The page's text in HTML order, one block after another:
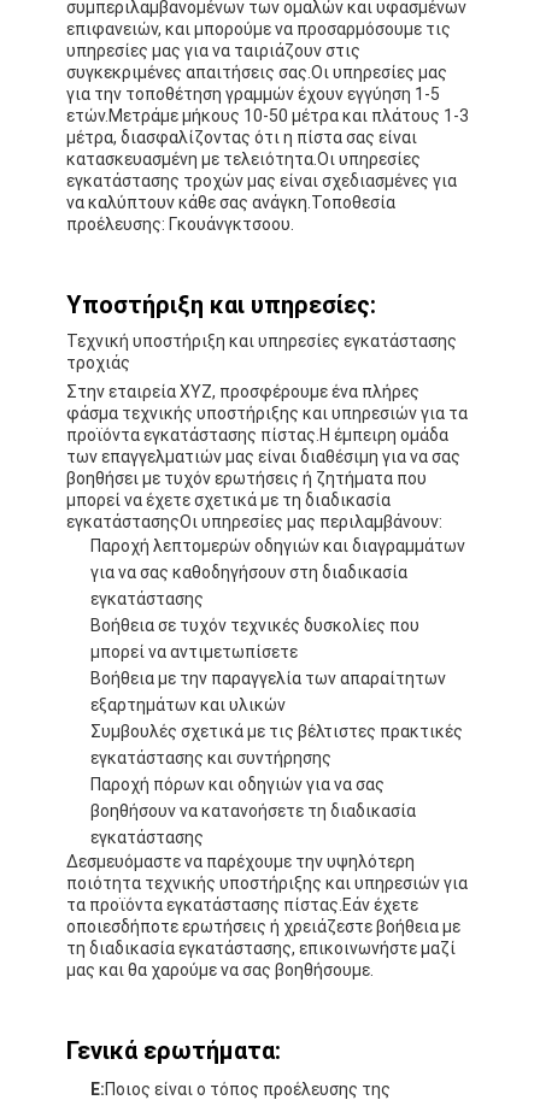
Περίπου εμείς
Γύρος εργοστασίων
Ποιοτικός έλεγχος
Μας ελάτε σε επαφή με
Ειδήσεις
Υπόγεια από καουτσούκ αθλητικού τύπου
Γόμα για παιδική χαρά
Υπόγεια από καουτσούκ
Λαστιχένιοι κόκκοι EPDM
Εμπορικά καουτσούκ
Εναρμονισμένοι πλακόστρωτοι από καουτσούκ
τεχνητή χλόη γεμάτη
Λαστιχένιοι κόκκοι SBR
Συνδέτες PU
τεχνητή χλόη τύρφης
Εγκατάσταση πίστας
συμπεριλαμβανομένων των ομαλών και υφασμένων
επιφανειών, και μπορούμε να προσαρμόσουμε τις
υπηρεσίες μας για να ταιριάζουν στις
συγκεκριμένες απαιτήσεις σας.Οι υπηρεσίες μας
για την τοποθέτηση γραμμών έχουν εγγύηση 1-5
ετών.Μετράμε μήκους 10-50 μέτρα και πλάτους 1-3
μέτρα, διασφαλίζοντας ότι η πίστα σας είναι
κατασκευασμένη με τελειότητα.Οι υπηρεσίες
εγκατάστασης τροχών μας είναι σχεδιασμένες για
να καλύπτουν κάθε σας ανάγκη.Τοποθεσία
προέλευσης: Γκουάνγκτσοου.
Υποστήριξη και υπηρεσίες:
Τεχνική υποστήριξη και υπηρεσίες εγκατάστασης
τροχιάς
Στην εταιρεία XYZ, προσφέρουμε ένα πλήρες
φάσμα τεχνικής υποστήριξης και υπηρεσιών για τα
προϊόντα εγκατάστασης πίστας.Η έμπειρη ομάδα
των επαγγελματιών μας είναι διαθέσιμη για να σας
βοηθήσει με τυχόν ερωτήσεις ή ζητήματα που
μπορεί να έχετε σχετικά με τη διαδικασία
εγκατάστασηςΟι υπηρεσίες μας περιλαμβάνουν:
Παροχή λεπτομερών οδηγιών και διαγραμμάτων
για να σας καθοδηγήσουν στη διαδικασία
εγκατάστασης
Βοήθεια σε τυχόν τεχνικές δυσκολίες που
μπορεί να αντιμετωπίσετε
Βοήθεια με την παραγγελία των απαραίτητων
εξαρτημάτων και υλικών
Συμβουλές σχετικά με τις βέλτιστες πρακτικές
εγκατάστασης και συντήρησης
Παροχή πόρων και οδηγιών για να σας
βοηθήσουν να κατανοήσετε τη διαδικασία
εγκατάστασης
Δεσμευόμαστε να παρέχουμε την υψηλότερη
ποιότητα τεχνικής υποστήριξης και υπηρεσιών για
τα προϊόντα εγκατάστασης πίστας.Εάν έχετε
οποιεσδήποτε ερωτήσεις ή χρειάζεστε βοήθεια με
τη διαδικασία εγκατάστασης, επικοινωνήστε μαζί
μας και θα χαρούμε να σας βοηθήσουμε.
Γενικά ερωτήματα:
Ε:Ποιος είναι ο τόπος προέλευσης της